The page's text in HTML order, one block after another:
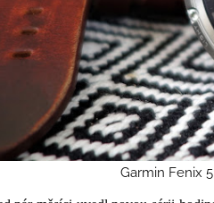
Garmin Fenix